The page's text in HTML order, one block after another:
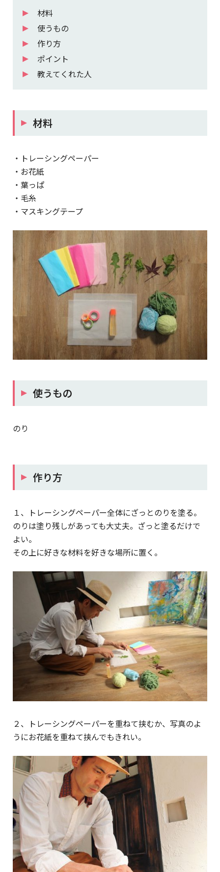
材料
使うもの
作り方
ポイント
教えてくれた人
材料
・トレーシングペーパー
・お花紙
・葉っぱ
・毛糸
・マスキングテープ
使うもの
のり
作り方
１、トレーシングペーパー全体にざっとのりを塗る。
のりは塗り残しがあっても大丈夫。ざっと塗るだけで
よい。
その上に好きな材料を好きな場所に置く。
２、トレーシングペーパーを重ねて挟むか、写真のよ
うにお花紙を重ねて挟んでもきれい。